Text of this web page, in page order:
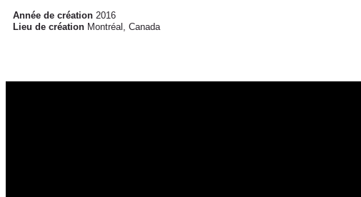
Année de création 2016
Lieu de création Montréal, Canada